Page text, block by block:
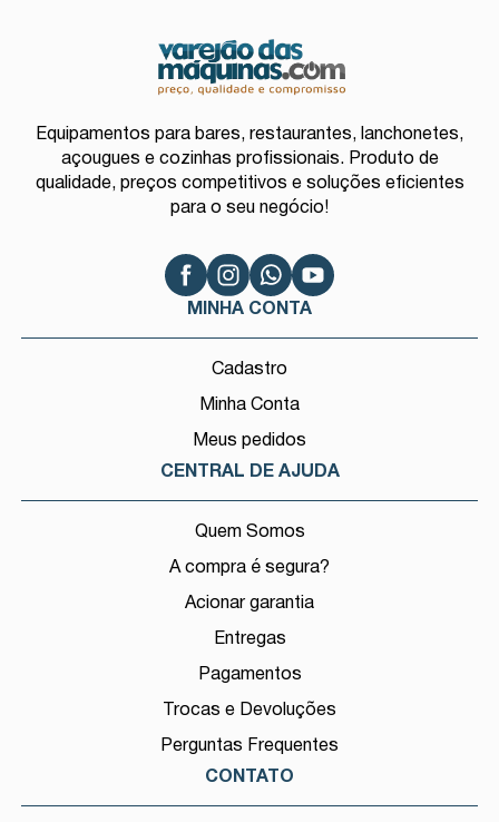
Equipamentos para bares, restaurantes, lanchonetes,
açougues e cozinhas profissionais. Produto de
qualidade, preços competitivos e soluções eficientes
para o seu negócio!
MINHA CONTA
Cadastro
Minha Conta
Meus pedidos
CENTRAL DE AJUDA
Quem Somos
A compra é segura?
Acionar garantia
Entregas
Pagamentos
Trocas e Devoluções
Perguntas Frequentes
CONTATO